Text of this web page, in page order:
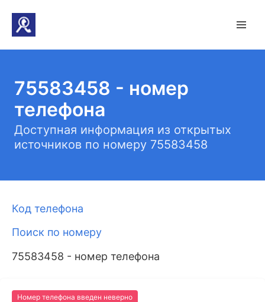
75583458 - номер
телефона
Доступная информация из открытых
источников по номеру 75583458
Код телефона
Поиск по номеру
75583458 - номер телефона
Номер телефона введен неверно